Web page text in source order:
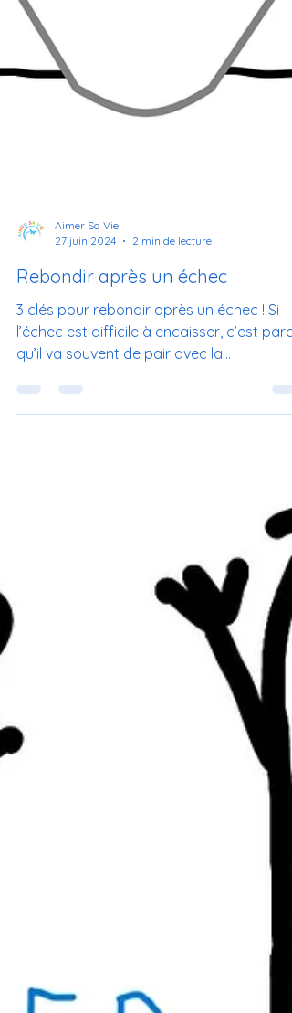
27 juin 2024
2 min de lecture
Rebondir après un échec
3 clés pour rebondir après un échec ! Si
l’échec est difficile à encaisser, c’est parce
qu’il va souvent de pair avec la